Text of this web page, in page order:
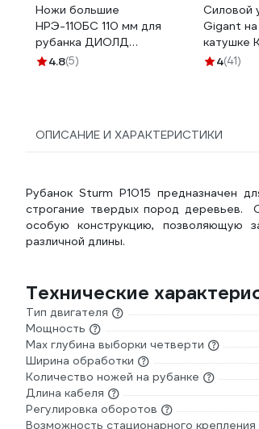
Ножи большие
НРЭ-110БС 110 мм для
рубанка ДИОЛД
90081031
4.8(5)
Силовой
Gigant
катушке
80080
4(41)
ОПИСАНИЕ И ХАРАКТЕРИСТИКИ
Рубанок Sturm P1015 предназначен
строгание твердых пород деревьев.
особую конструкцию, позволяющую
различной длины.
Технические
Тип двигателя
Мощность
Мах глубина выборки четверти
Ширина обработки
Количество ножей на рубанке
Длина кабеля
Регулировка оборотов
Возможность стационарного крепления